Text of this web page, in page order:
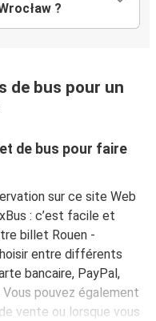
?
de bus pour un
de bus pour faire
sur ce site Web
: c’est facile et
billet Rouen -
entre différents
bancaire, PayPal,
pouvez également
vente ou lorsque vous